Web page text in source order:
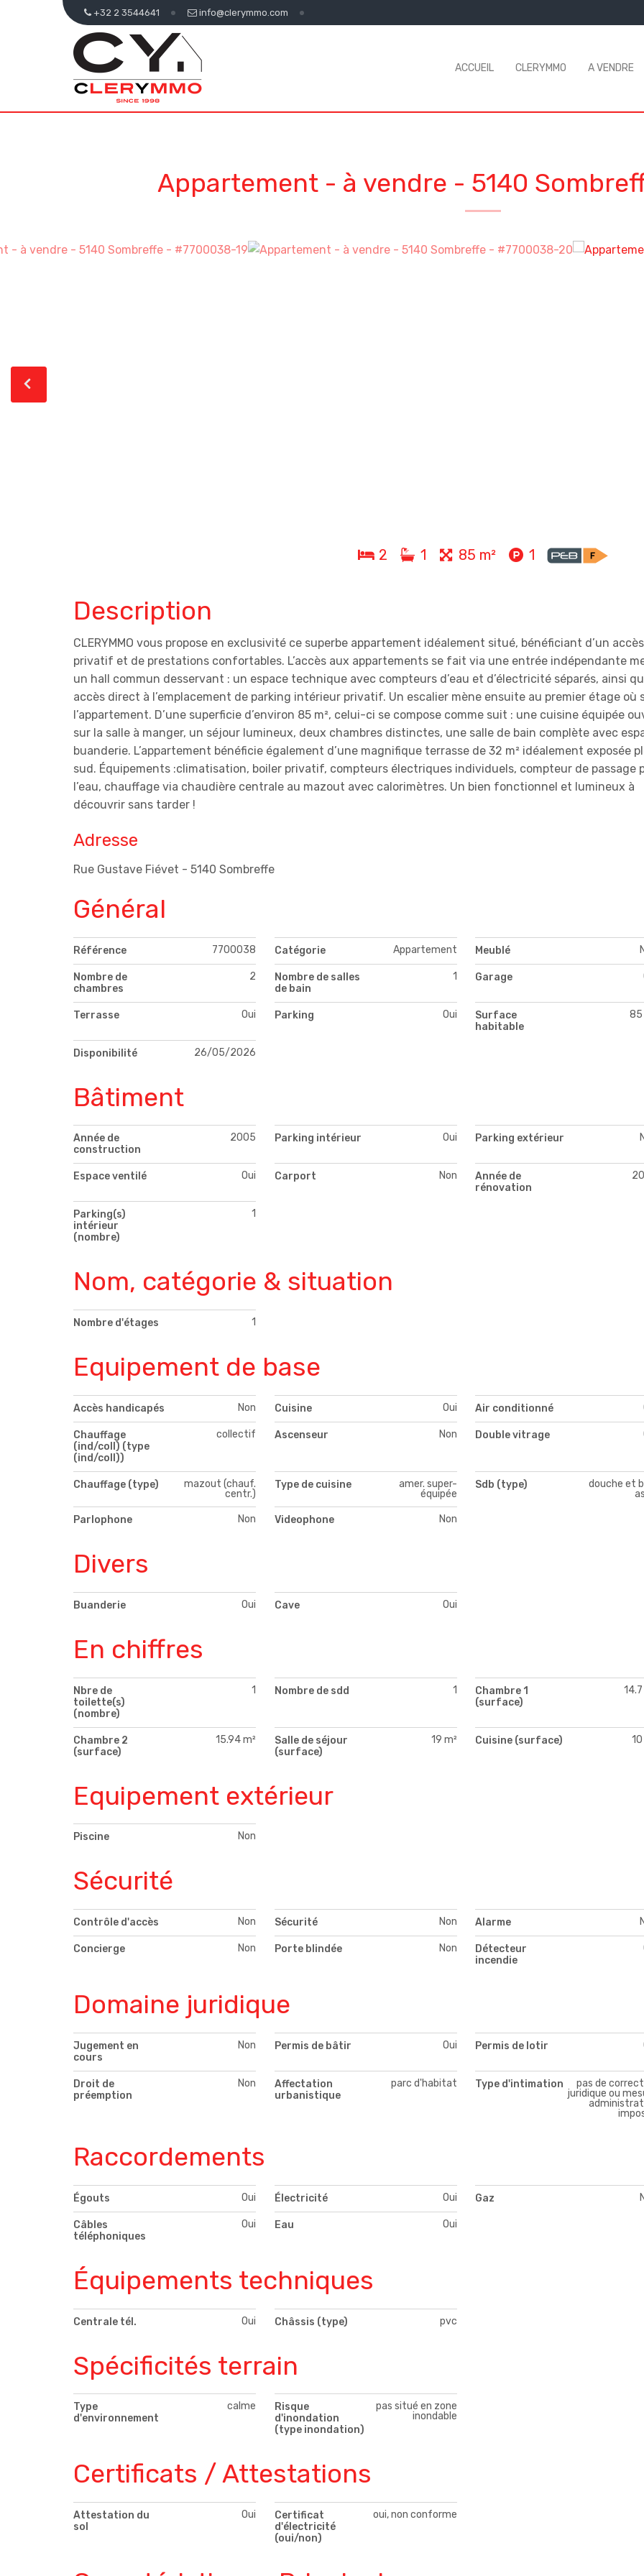
+32 2 3544641 info@clerymmo.com
ACCUEIL CLERYMMO A VENDRE
Appartement - à vendre - 5140
2 1 85 m² 1
Description
CLERYMMO vous propose en exclusivité ce superbe appartement idéalement situé, bénéficiant d’un accès
privatif et de prestations confortables. L’accès aux appartements se fait via une entrée indépendante
un hall commun desservant : un espace technique avec compteurs d’eau et d’électricité séparés, ainsi
accès direct à l’emplacement de parking intérieur privatif. Un escalier mène ensuite au premier étage où
l’appartement. D’une superficie d’environ 85 m², celui-ci se compose comme suit : une cuisine équipée
sur la salle à manger, un séjour lumineux, deux chambres distinctes, une salle de bain complète avec
buanderie. L’appartement bénéficie également d’une magnifique terrasse de 32 m² idéalement exposée
sud. Équipements :climatisation, boiler privatif, compteurs électriques individuels, compteur de passage
l’eau, chauffage via chaudière centrale au mazout avec calorimètres. Un bien fonctionnel et lumineux à
découvrir sans tarder !
Adresse
Rue Gustave Fiévet - 5140 Sombreffe
Général
Référence 7700038 Catégorie Appartement Meublé
Nombre de
chambres
2
Nombre de salles
de bain
1 Garage
Terrasse Oui Parking Oui
Surface
habitable
85
Disponibilité 26/05/2026
Bâtiment
Année de
construction
2005 Parking intérieur Oui Parking extérieur
Espace ventilé Oui Carport Non
Année de
rénovation
Parking(s)
intérieur
(nombre)
1
Nom, catégorie & situation
Nombre d'étages 1
Equipement de base
Accès handicapés Non Cuisine Oui Air conditionné
Chauffage
(ind/coll) (type
(ind/coll))
collectif Ascenseur Non Double vitrage
Chauffage (type)
mazout (chauf.
centr.)
Type de cuisine
amer. super-
équipée
Sdb (type)
douche et
Parlophone Non Videophone Non
Divers
Buanderie Oui Cave Oui
En chiffres
Nbre de
toilette(s)
(nombre)
1 Nombre de sdd 1
Chambre 1
(surface)
14.7
Chambre 2
(surface)
15.94 m²
Salle de séjour
(surface)
19 m² Cuisine (surface) 10
Equipement extérieur
Piscine Non
Sécurité
Contrôle d'accès Non Sécurité Non Alarme
Concierge Non Porte blindée Non
Détecteur
incendie
Domaine juridique
Jugement en
cours
Non Permis de bâtir Oui Permis de lotir
Droit de
préemption
Non
Affectation
urbanistique
parc d'habitat Type d'intimation
pas de
juridique ou
Raccordements
Égouts Oui Électricité Oui Gaz
Câbles
téléphoniques
Oui Eau Oui
Équipements techniques
Centrale tél. Oui Châssis (type) pvc
Spécificités terrain
Type
d'environnement
calme
Risque
d'inondation
(type inondation)
pas situé en zone
inondable
Certificats / Attestations
Attestation du
sol
Oui
Certificat
d'électricité
(oui/non)
oui, non conforme